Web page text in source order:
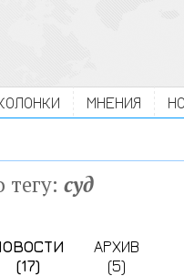
МНЕНИЯ
тегу: суд
(17)
АРХИВ
(5)